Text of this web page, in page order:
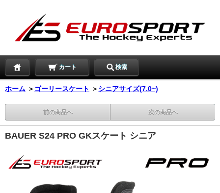
カート 検索
ホーム ＞ ゴーリースケート ＞ シニアサイズ(7.0~)
前の商品へ 次の商品へ
BAUER S24 PRO GKスケート シニア